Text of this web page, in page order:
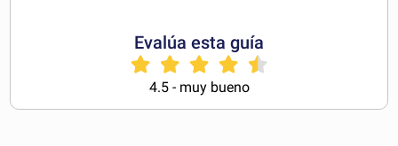
Evalúa esta guía
4.5 - muy bueno